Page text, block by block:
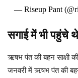
— Riseup Pant
सगाई में भी पहुंचे
ऋषभ पंत की बहन साक्षी
जनवरी में ऋषभ पंत की